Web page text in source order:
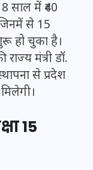
साल में ₹40
से 15
हो चुका है।
मंत्री डॉ.
से प्रदेश
15